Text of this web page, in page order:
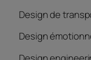
Design de
Design